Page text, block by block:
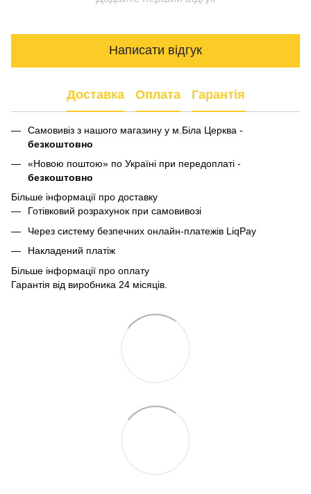
Написати відгук
Доставка Оплата Гарантія
Самовивіз з нашого магазину у м.Біла Церква -
безкоштовно
«Новою поштою» по Україні при передоплаті -
безкоштовно
Більше інформації про доставку
Готівковий розрахунок при самовивозі
Через систему безпечних онлайн-платежів LiqPay
Накладений платіж
Більше інформації про оплату
Гарантія від виробника 24 місяців.